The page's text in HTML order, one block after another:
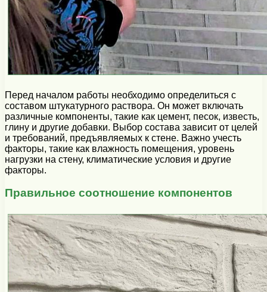
Перед началом работы необходимо определиться с
составом штукатурного раствора. Он может включать
различные компоненты, такие как цемент, песок, известь,
глину и другие добавки. Выбор состава зависит от целей
и требований, предъявляемых к стене. Важно учесть
факторы, такие как влажность помещения, уровень
нагрузки на стену, климатические условия и другие
факторы.
Правильное соотношение компонентов